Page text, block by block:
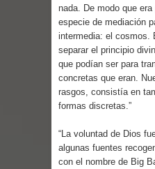
nada. De modo que
especie de mediación
intermedia: el cosmos.
separar el principio
que podían ser para
concretas que eran.
rasgos, consistía en
formas discretas.”
“La voluntad de Dios
algunas fuentes
con el nombre de Big